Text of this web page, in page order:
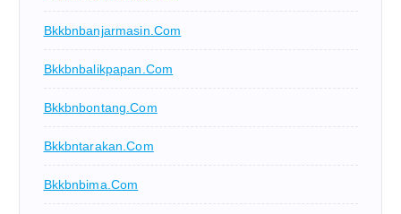
Bkkbnbanjarmasin.com
Bkkbnbalikpapan.com
Bkkbnbontang.com
Bkkbntarakan.com
Bkkbnbima.com